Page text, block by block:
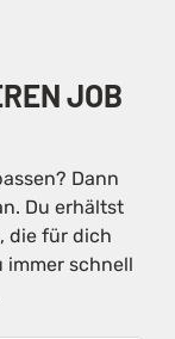
JOB
Dann
Du erhältst
die für dich
immer schnell